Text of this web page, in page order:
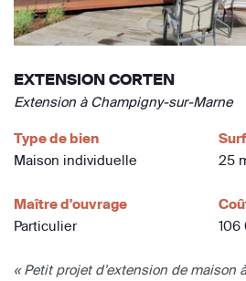
EXTENSION CORTEN
Extension à Champigny-sur-Marne
Type de bien
Maison individuelle
25
Maître d'ouvrage
Particulier
« Petit projet d’extension de maison